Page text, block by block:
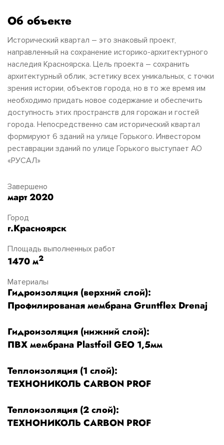
Завершено
март 2020
Город
г.Красноярск
Площадь выполненных работ
1470 м2
Материалы
Гидроизоляция (верхний слой):
Профилированая мембрана Gruntflex Drenaj
Гидроизоляция (нижний слой):
ПВХ мембрана Plastfoil GEO 1,5мм
Теплоизоляция (1 слой):
ТЕХНОНИКОЛЬ CARBON PROF
Теплоизоляция (2 слой):
ТЕХНОНИКОЛЬ CARBON PROF
Об объекте
Исторический квартал – это знаковый проект,
направленный на сохранение историко-архитектурного
наследия Красноярска. Цель проекта – сохранить
архитектурный облик, эстетику всех уникальных, с точки
зрения истории, объектов города, но в то же время им
необходимо придать новое содержание и обеспечить
доступность этих пространств для горожан и гостей
города. Непосредственно сам исторический квартал
формируют 6 зданий на улице Горького. Инвестором
реставрации зданий по улице Горького выступает АО
«РУСАЛ»